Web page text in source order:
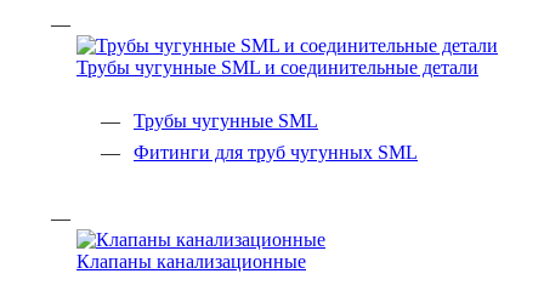
Трубы чугунные SML и соединительные детали
Трубы чугунные SML
Фитинги для труб чугунных SML
Клапаны канализационные